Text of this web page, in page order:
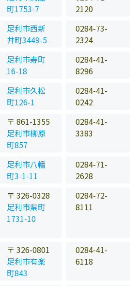
町1753-7
2120
足利市西新
井町3449-5
0284-73-
2324
足利市寿町
16-18
0284-41-
8296
足利市久松
町126-1
0284-41-
0242
〒 861-1355
足利市柳原
町857
0284-41-
3383
足利市八幡
町3-1-11
0284-71-
2628
〒 326-0328
足利市県町
1731-10
0284-72-
8111
〒 326-0801
足利市有楽
町843
0284-41-
6118